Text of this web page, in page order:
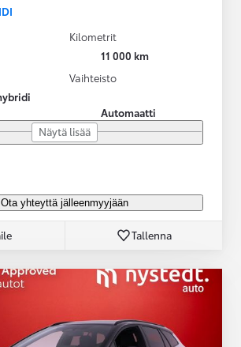
Kilometrit
11 000 km
Vaihteisto
Automaatti
Näytä lisää
Ota yhteyttä jälleenmyyjään
Tallenna